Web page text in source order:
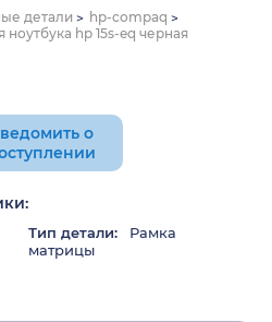
детали
hp-compaq
hp 15s-eq черная
о
Тип детали:
Рамка
матрицы